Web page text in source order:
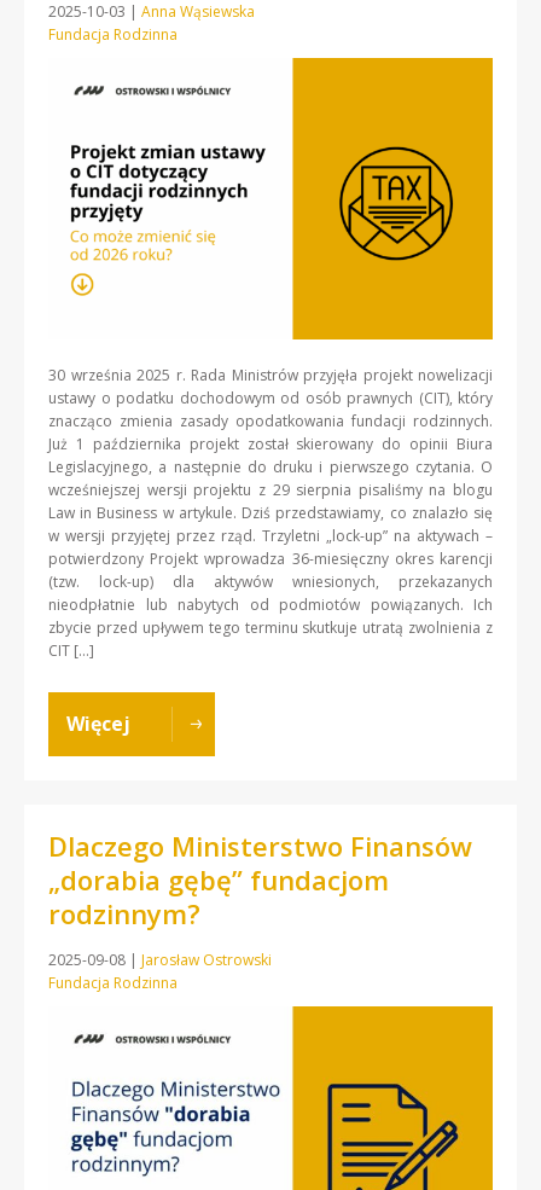
2025-10-03 | Anna Wąsiewska
Fundacja Rodzinna
30 września 2025 r. Rada Ministrów przyjęła projekt nowelizacji
ustawy o podatku dochodowym od osób prawnych (CIT), który
znacząco zmienia zasady opodatkowania fundacji rodzinnych.
Już 1 października projekt został skierowany do opinii Biura
Legislacyjnego, a następnie do druku i pierwszego czytania. O
wcześniejszej wersji projektu z 29 sierpnia pisaliśmy na blogu
Law in Business w artykule. Dziś przedstawiamy, co znalazło się
w wersji przyjętej przez rząd. Trzyletni „lock-up” na aktywach –
potwierdzony Projekt wprowadza 36-miesięczny okres karencji
(tzw. lock-up) dla aktywów wniesionych, przekazanych
nieodpłatnie lub nabytych od podmiotów powiązanych. Ich
zbycie przed upływem tego terminu skutkuje utratą zwolnienia z
CIT […]
Więcej
Dlaczego Ministerstwo Finansów
„dorabia gębę” fundacjom
rodzinnym?
2025-09-08 | Jarosław Ostrowski
Fundacja Rodzinna